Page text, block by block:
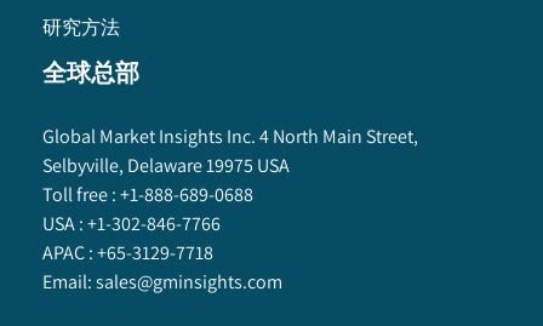
研究方法
全球总部
Global Market Insights Inc. 4 North Main Street,
Selbyville, Delaware 19975 USA
Toll free :+1-888-689-0688
USA :+1-302-846-7766
APAC :+65-3129-7718
Email:sales@gminsights.com